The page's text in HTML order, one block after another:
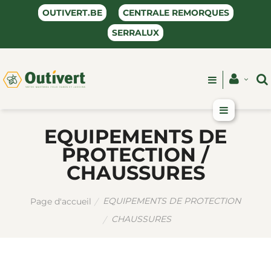
OUTIVERT.BE
CENTRALE REMORQUES
SERRALUX
EQUIPEMENTS DE
PROTECTION /
CHAUSSURES
Page d'accueil
EQUIPEMENTS DE PROTECTION
CHAUSSURES